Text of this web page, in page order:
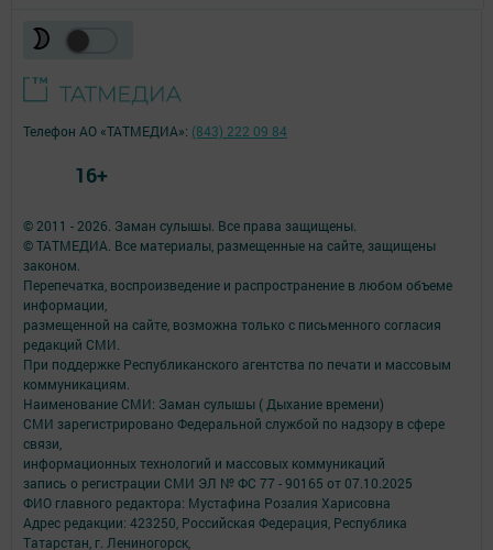
© 2011 - 2026. Заман сулышы. Все права защищены.
© ТАТМЕДИА. Все материалы, размещенные на сайте, защищены
законом.
Перепечатка, воспроизведение и распространение в любом объеме
информации,
размещенной на сайте, возможна только с письменного согласия
редакций СМИ.
При поддержке Республиканского агентства по печати и массовым
коммуникациям.
Наименование СМИ: Заман сулышы ( Дыхание времени)
СМИ зарегистрировано Федеральной службой по надзору в сфере
связи,
информационных технологий и массовых коммуникаций
запись о регистрации СМИ ЭЛ № ФС 77 - 90165 от 07.10.2025
ФИО главного редактора: Мустафина Розалия Харисовна
Адрес редакции: 423250, Российская Федерация, Республика
Татарстан, г. Лениногорск,
Телефон АО «ТАТМЕДИА»: (843) 222 09 84
16+